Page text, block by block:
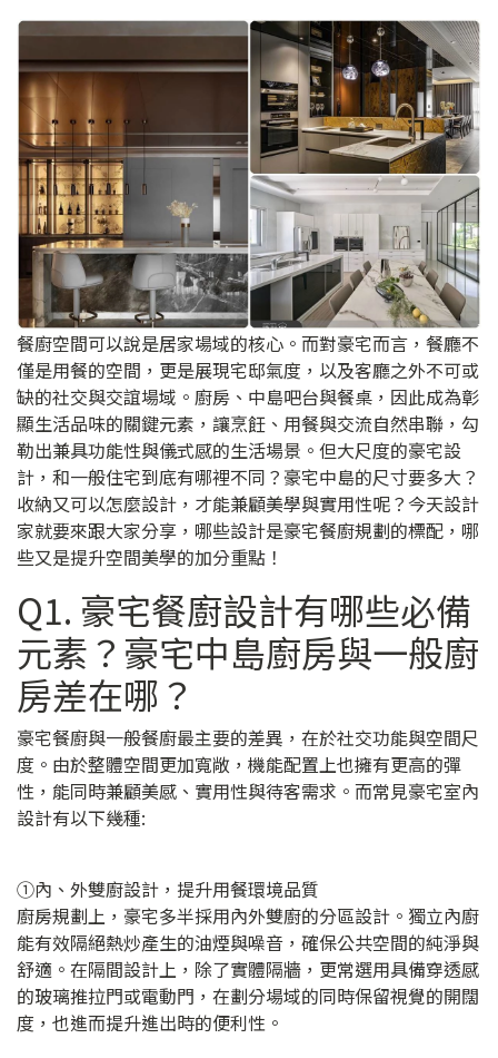
餐廚空間可以說是居家場域的核心。而對豪宅而言，餐廳不
僅是用餐的空間，更是展現宅邸氣度，以及客廳之外不可或
缺的社交與交誼場域。廚房、中島吧台與餐桌，因此成為彰
顯生活品味的關鍵元素，讓烹飪、用餐與交流自然串聯，勾
勒出兼具功能性與儀式感的生活場景。但大尺度的豪宅設
計，和一般住宅到底有哪裡不同？豪宅中島的尺寸要多大？
收納又可以怎麼設計，才能兼顧美學與實用性呢？今天設計
家就要來跟大家分享，哪些設計是豪宅餐廚規劃的標配，哪
些又是提升空間美學的加分重點！
Q1. 豪宅餐廚設計有哪些必備
元素？豪宅中島廚房與一般廚
房差在哪？
豪宅餐廚與一般餐廚最主要的差異，在於社交功能與空間尺
度。由於整體空間更加寬敞，機能配置上也擁有更高的彈
性，能同時兼顧美感、實用性與待客需求。而常見豪宅室內
設計有以下幾種:
①內、外雙廚設計，提升用餐環境品質
廚房規劃上，豪宅多半採用內外雙廚的分區設計。獨立內廚
能有效隔絕熱炒產生的油煙與噪音，確保公共空間的純淨與
舒適。在隔間設計上，除了實體隔牆，更常選用具備穿透感
的玻璃推拉門或電動門，在劃分場域的同時保留視覺的開闊
度，也進而提升進出時的便利性。